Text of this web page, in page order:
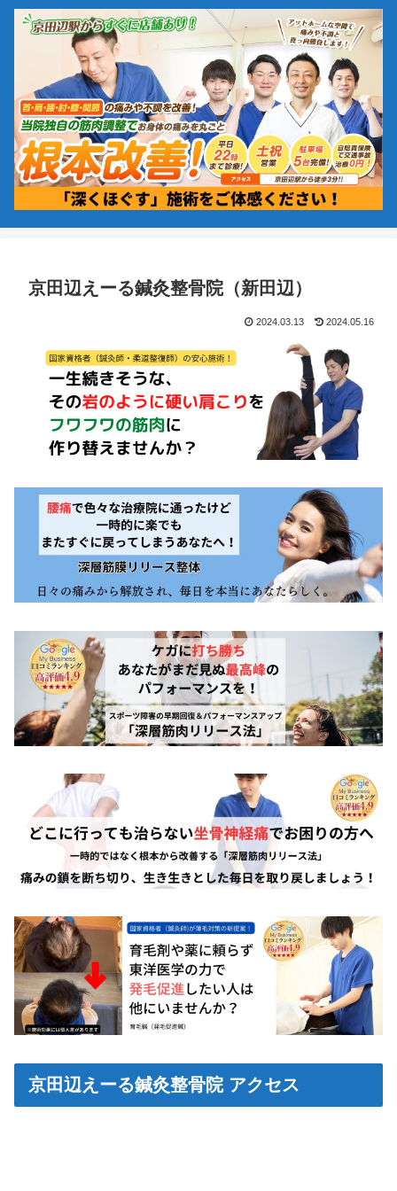
京田辺えーる鍼灸整骨院（新田辺）
2024.03.13 2024.05.16
京田辺えーる鍼灸整骨院 アクセス